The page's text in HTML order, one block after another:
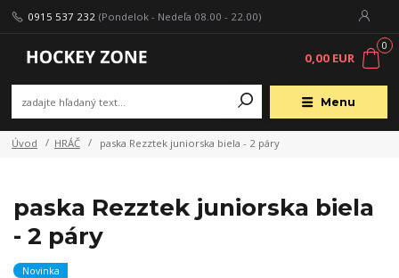
Menu
0915 537 232 (Pondelok - Nedeľa 08.00 - 22.00)
0
0,00 EUR
Úvod HRÁČ paska Rezztek juniorska biela - 2 páry
paska Rezztek juniorska biela
- 2 páry
Novinka